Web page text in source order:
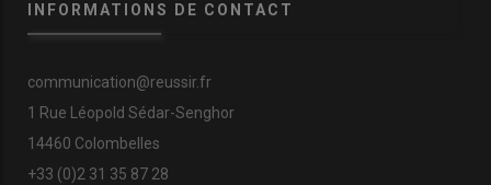
INFORMATIONS DE CONTACT
communication@reussir.fr
1 Rue Léopold Sédar-Senghor
14460 Colombelles
+33 (0)2 31 35 87 28